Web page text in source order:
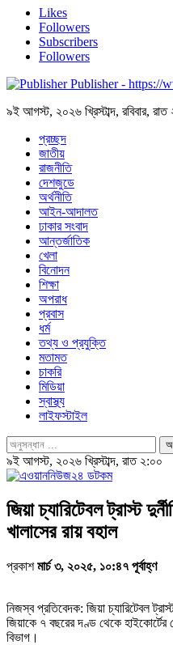
Likes
Followers
Subscribers
Followers
Publisher - https://
৯ই আগস্ট, ২০২৬ খ্রিস্টাব্দ, রবিবার,
প্রচ্ছদ
জাতীয়
রাজনীতি
দেশজুডে
অর্থনীতি
আইন-আদালত
ঢাকার সংবাদ
আন্তর্জাতিক
খেলা
বিনোদন
শিক্ষা
অপরাধ
প্রবাস
ধর্ম
তথ্য ও প্রযুক্তি
মতামত
চাকরি
মিডিয়া
স্বাস্থ্য
লাইফস্টাইল
৯ই আগস্ট, ২০২৬ খ্রিস্টাব্দ, রাত ২:০০
জিয়া চ্যারিটেবল ট্রাস্ট
খালাসের রায় বহাল
প্রকাশমার্চ ৩, ২০২৫, ১০:৪৭ পূর্বাহ্ণ
নিজস্ব প্রতিবেদক: জিয়া চ্যারিটেবল
জিয়াকে ৭ বছরের দণ্ড থেকে হাইকোর্টের
বিভাগ।